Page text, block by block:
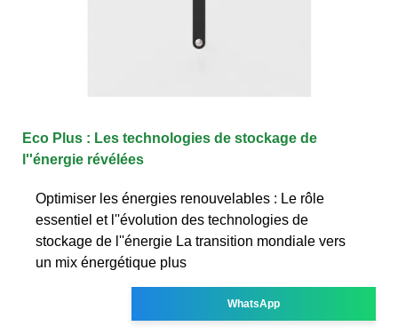
Eco Plus : Les technologies de stockage de
l''énergie révélées
Optimiser les énergies renouvelables : Le rôle
essentiel et l''évolution des technologies de
stockage de l''énergie La transition mondiale vers
un mix énergétique plus
WhatsApp